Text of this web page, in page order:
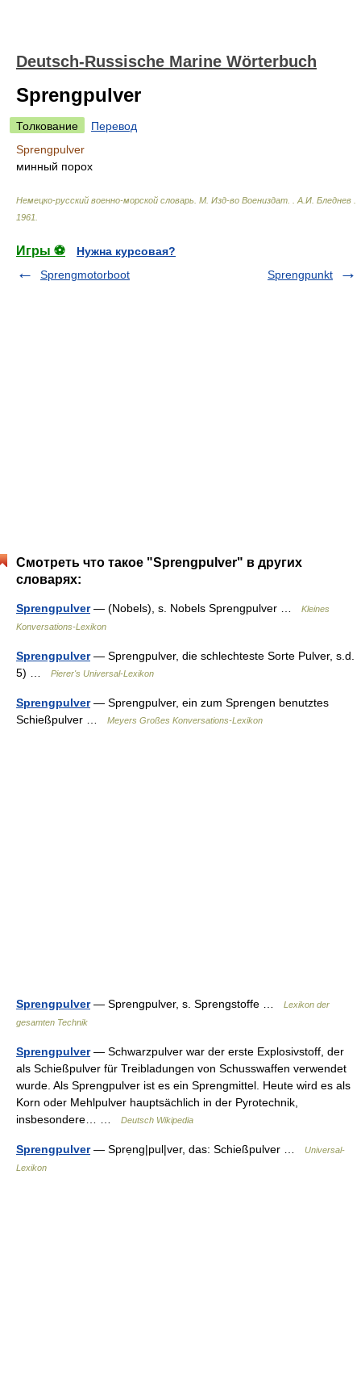
Deutsch-Russische Marine Wörterbuch
Sprengpulver
Толкование
Перевод
Sprengpulver
минный порох
Немецко-русский военно-морской словарь. М. Изд-во Воениздат. А.И. Бледнев
1961
Игры ⚽
Нужна курсовая?
Sprengmotorboot
Sprengpunkt
Смотреть что такое "Sprengpulver" в других
словарях:
Sprengpulver— (Nobels), s. Nobels Sprengpulver …
Kleines
Konversations-Lexikon
Sprengpulver— Sprengpulver, die schlechteste Sorte Pulver, s.d.
5) …
Pierer's Universal-Lexikon
Sprengpulver— Sprengpulver, ein zum Sprengen benutztes
Schießpulver …
Meyers Großes Konversations-Lexikon
Sprengpulver— Sprengpulver, s. Sprengstoffe …
Lexikon der
gesamten Technik
Sprengpulver— Schwarzpulver war der erste Explosivstoff, der
als Schießpulver für Treibladungen von Schusswaffen verwendet
wurde. Als Sprengpulver ist es ein Sprengmittel. Heute wird es als
Korn oder Mehlpulver hauptsächlich in der Pyrotechnik,
insbesondere… …
Deutsch Wikipedia
Sprengpulver— Sprẹng|pul|ver, das: Schießpulver …
Universal-
Lexikon